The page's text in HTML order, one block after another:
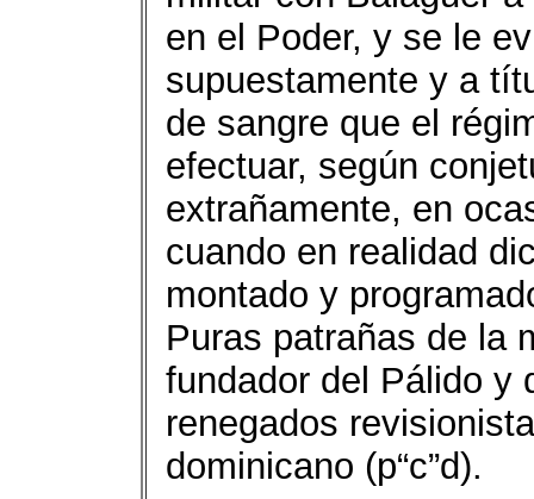
en el Poder, y se le
supuestamente y a
de sangre que el
efectuar, según
extrañamente, en
cuando en realidad
montado y
Puras patrañas de la
fundador del Pálido y
renegados
dominicano (p“c”d).